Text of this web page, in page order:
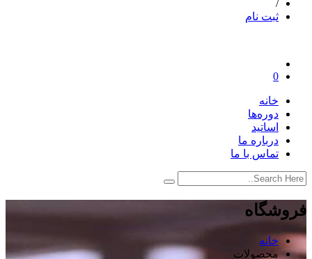
/
ثبت نام
0
خانه
دوره‌ها
اساتید
درباره ما
تماس با ما
فروشگاه
خانه
محصولات